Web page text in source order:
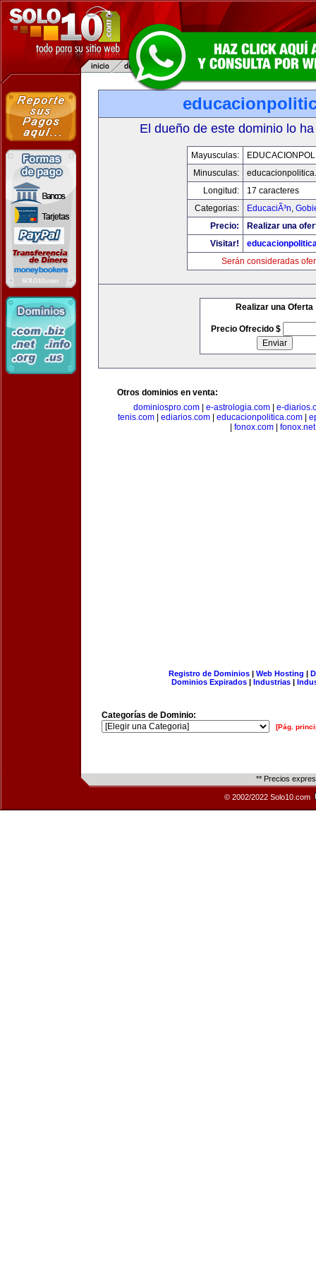
El dueño de este dominio lo
Mayusculas:
Minusculas:
Longitud:
17 caracteres
Categorias:
EducaciÃ³n,
Precio:
Realizar una
Visitar!
Serán consideradas
Realizar una Oferta
Precio Ofrecido $
Otros dominios en venta:
dominiospro.com
e-astrologia.com
e-
tenis.com
ediarios.com educacionpolitica.com
fonox.com| fonox.net
Registro de Dominios| Web Hosting |
Dominios Expirados | Industrias |
Categorías de Dominio:
[Pág.
** Precios
© 2002/2022 Solo10.com